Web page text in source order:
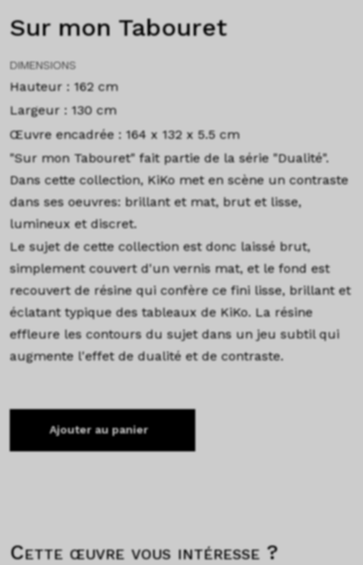
Sur mon Tabouret
DIMENSIONS
Hauteur : 162 cm
Largeur : 130 cm
Œuvre encadrée : 164 x 132 x 5.5 cm
"Sur mon Tabouret" fait partie de la série "Dualité".
Dans cette collection, KiKo met en scène un contraste
dans ses oeuvres: brillant et mat, brut et lisse,
lumineux et discret.
Le sujet de cette collection est donc laissé brut,
simplement couvert d'un vernis mat, et le fond est
recouvert de résine qui confère ce fini lisse, brillant et
éclatant typique des tableaux de KiKo. La résine
effleure les contours du sujet dans un jeu subtil qui
augmente l'effet de dualité et de contraste.
Ajouter au panier
Cette œuvre vous intéresse ?